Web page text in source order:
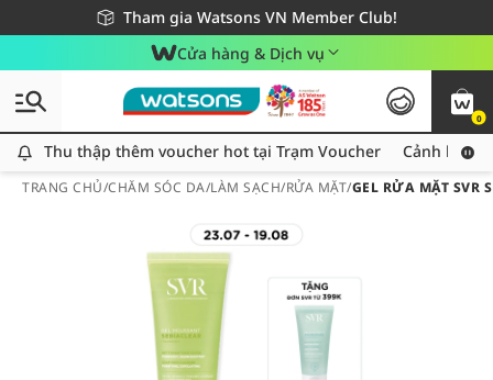
Tham gia Watsons VN Member Club!
Miễn phí giao hàng cho đơn hàng từ 249,000Đ
Giao hàng nhanh 24h - Áp dụng khu vực TP. Hồ Chí Minh
Cửa hàng & Dịch vụ
0
Thu thập thêm voucher hot tại Trạm Voucher
Thu thập thêm voucher hot tại Trạm Voucher Cảnh báo
TRANG CHỦ/CHĂM SÓC DA/LÀM SẠCH/RỬA MẶT/GEL RỬA MẶT SVR